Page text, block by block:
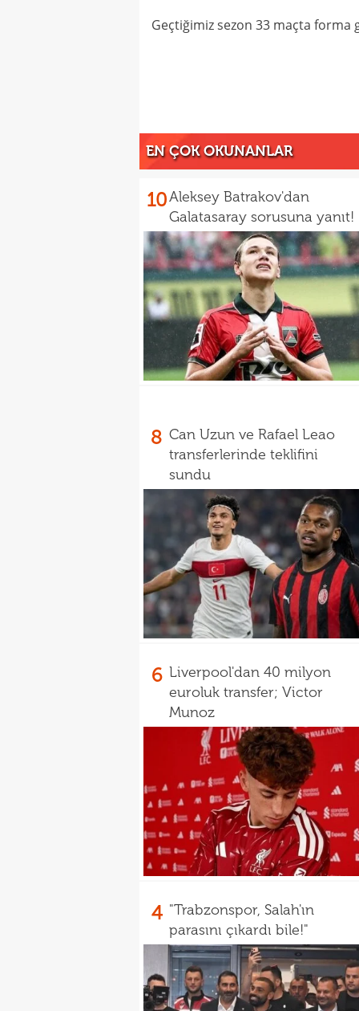
Geçtiğimiz sezon 33 maçta forma
EN ÇOK OKUNANLAR
10Aleksey Batrakov'dan
Galatasaray sorusuna yanıt!
8 Can Uzun ve Rafael Leao
transferlerinde teklifini
sundu
6 Liverpool'dan 40 milyon
euroluk transfer; Victor
Munoz
4 "Trabzonspor, Salah'ın
parasını çıkardı bile!"